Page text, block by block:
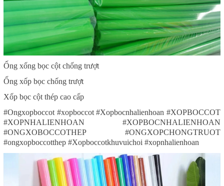
Ống xống bọc cột chống trượt
Ống xốp bọc chống trượt
Xốp bọc cột thép cao cấp
#Ongxopboccot #xopboccot #Xopbocnhalienhoan #XOPBOCCOT
#XOPNHALIENHOAN #XOPBOCNHALIENHOAN
#ONGXOBOCCOTHEP #ONGXOPCHONGTRUOT
#ongxopboccotthep #Xopboccotkhuvuichoi #xopnhalienhoan